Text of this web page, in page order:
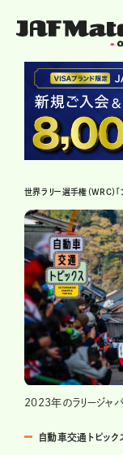
2023年のラリージャパ
自動車交通トピック